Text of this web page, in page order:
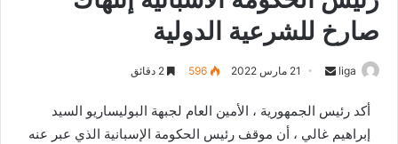
صارخ للشرعية الدولية
liga
n
d
21 مارس 2022 596
أكد رئيس الجمهورية ، الأمين العام لجبهة البوليساريو السيد
إبراهيم غالي ، أن موقف رئيس الحكومة الإسبانية الذي عبر عنه